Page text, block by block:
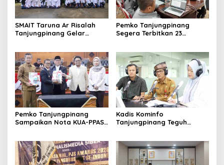
SMAIT Taruna Ar Risalah
Tanjungpinang Gelar
Kepemimpinan
Pemko Tanjungpinang
Segera Terbitkan 23
Pemko Tanjungpinang
Sampaikan Nota KUA-PPAS
Kadis Kominfo
Tanjungpinang Teguh
Pemerintah